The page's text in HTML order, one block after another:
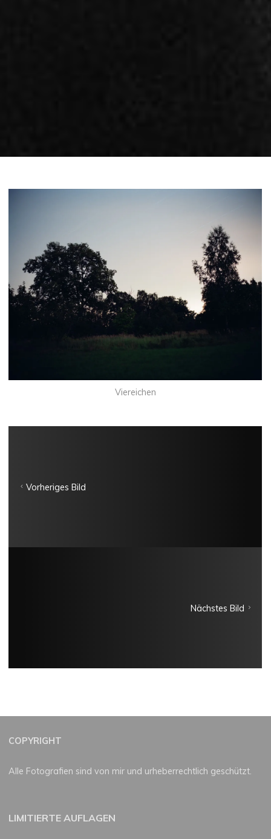
Viereichen
Vorheriges Bild
Nächstes Bild
COPYRIGHT
Alle Fotografien sind von mir und urheberrechtlich geschützt.
LIMITIERTE AUFLAGEN